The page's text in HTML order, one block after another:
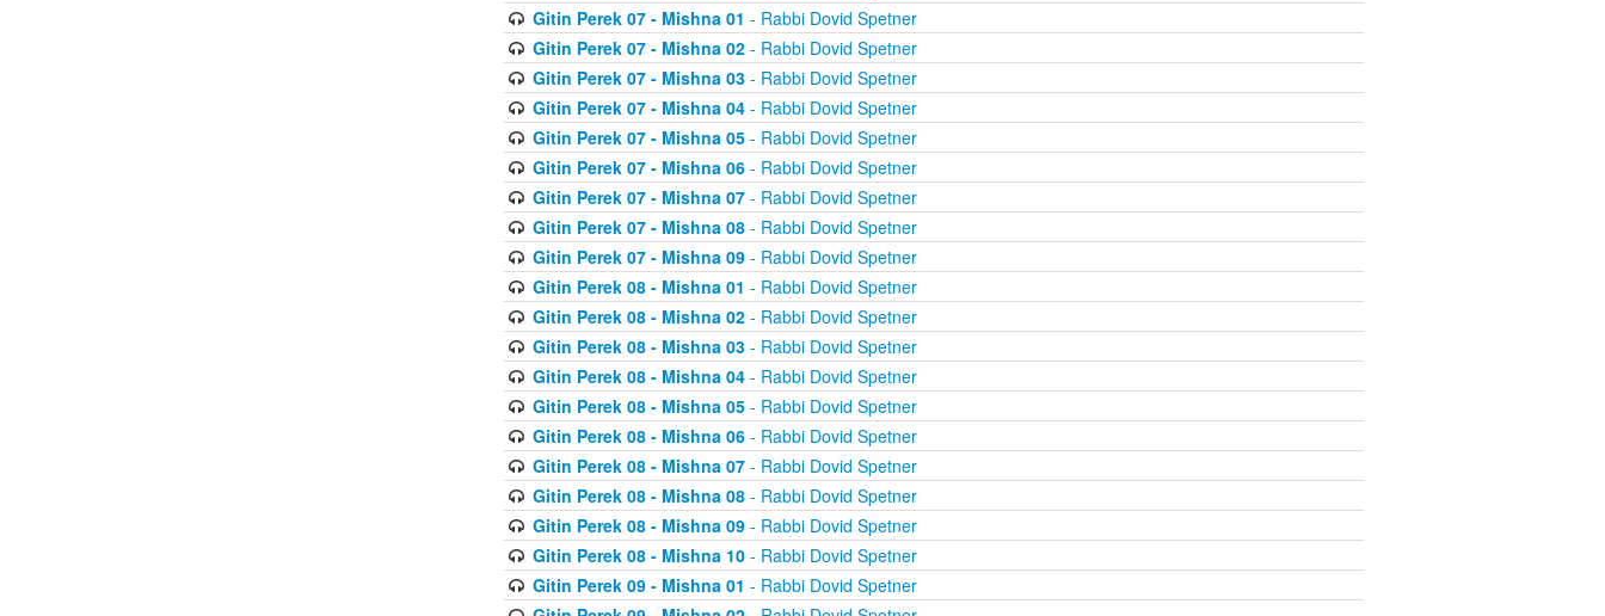
Gitin Perek 07 - Mishna 01 - Rabbi Dovid Spetner
Gitin Perek 07 - Mishna 02- Rabbi Dovid Spetner
Gitin Perek 07 - Mishna 03- Rabbi Dovid Spetner
Gitin Perek 07 - Mishna 04- Rabbi Dovid Spetner
Gitin Perek 07 - Mishna 05- Rabbi Dovid Spetner
Gitin Perek 07 - Mishna 06- Rabbi Dovid Spetner
Gitin Perek 07 - Mishna 07- Rabbi Dovid Spetner
Gitin Perek 07 - Mishna 08- Rabbi Dovid Spetner
Gitin Perek 07 - Mishna 09- Rabbi Dovid Spetner
Gitin Perek 08 - Mishna 01 - Rabbi Dovid Spetner
Gitin Perek 08 - Mishna 02- Rabbi Dovid Spetner
Gitin Perek 08 - Mishna 03- Rabbi Dovid Spetner
Gitin Perek 08 - Mishna 04- Rabbi Dovid Spetner
Gitin Perek 08 - Mishna 05- Rabbi Dovid Spetner
Gitin Perek 08 - Mishna 06- Rabbi Dovid Spetner
Gitin Perek 08 - Mishna 07- Rabbi Dovid Spetner
Gitin Perek 08 - Mishna 08- Rabbi Dovid Spetner
Gitin Perek 08 - Mishna 09- Rabbi Dovid Spetner
Gitin Perek 08 - Mishna 10- Rabbi Dovid Spetner
Gitin Perek 09 - Mishna 01 - Rabbi Dovid Spetner